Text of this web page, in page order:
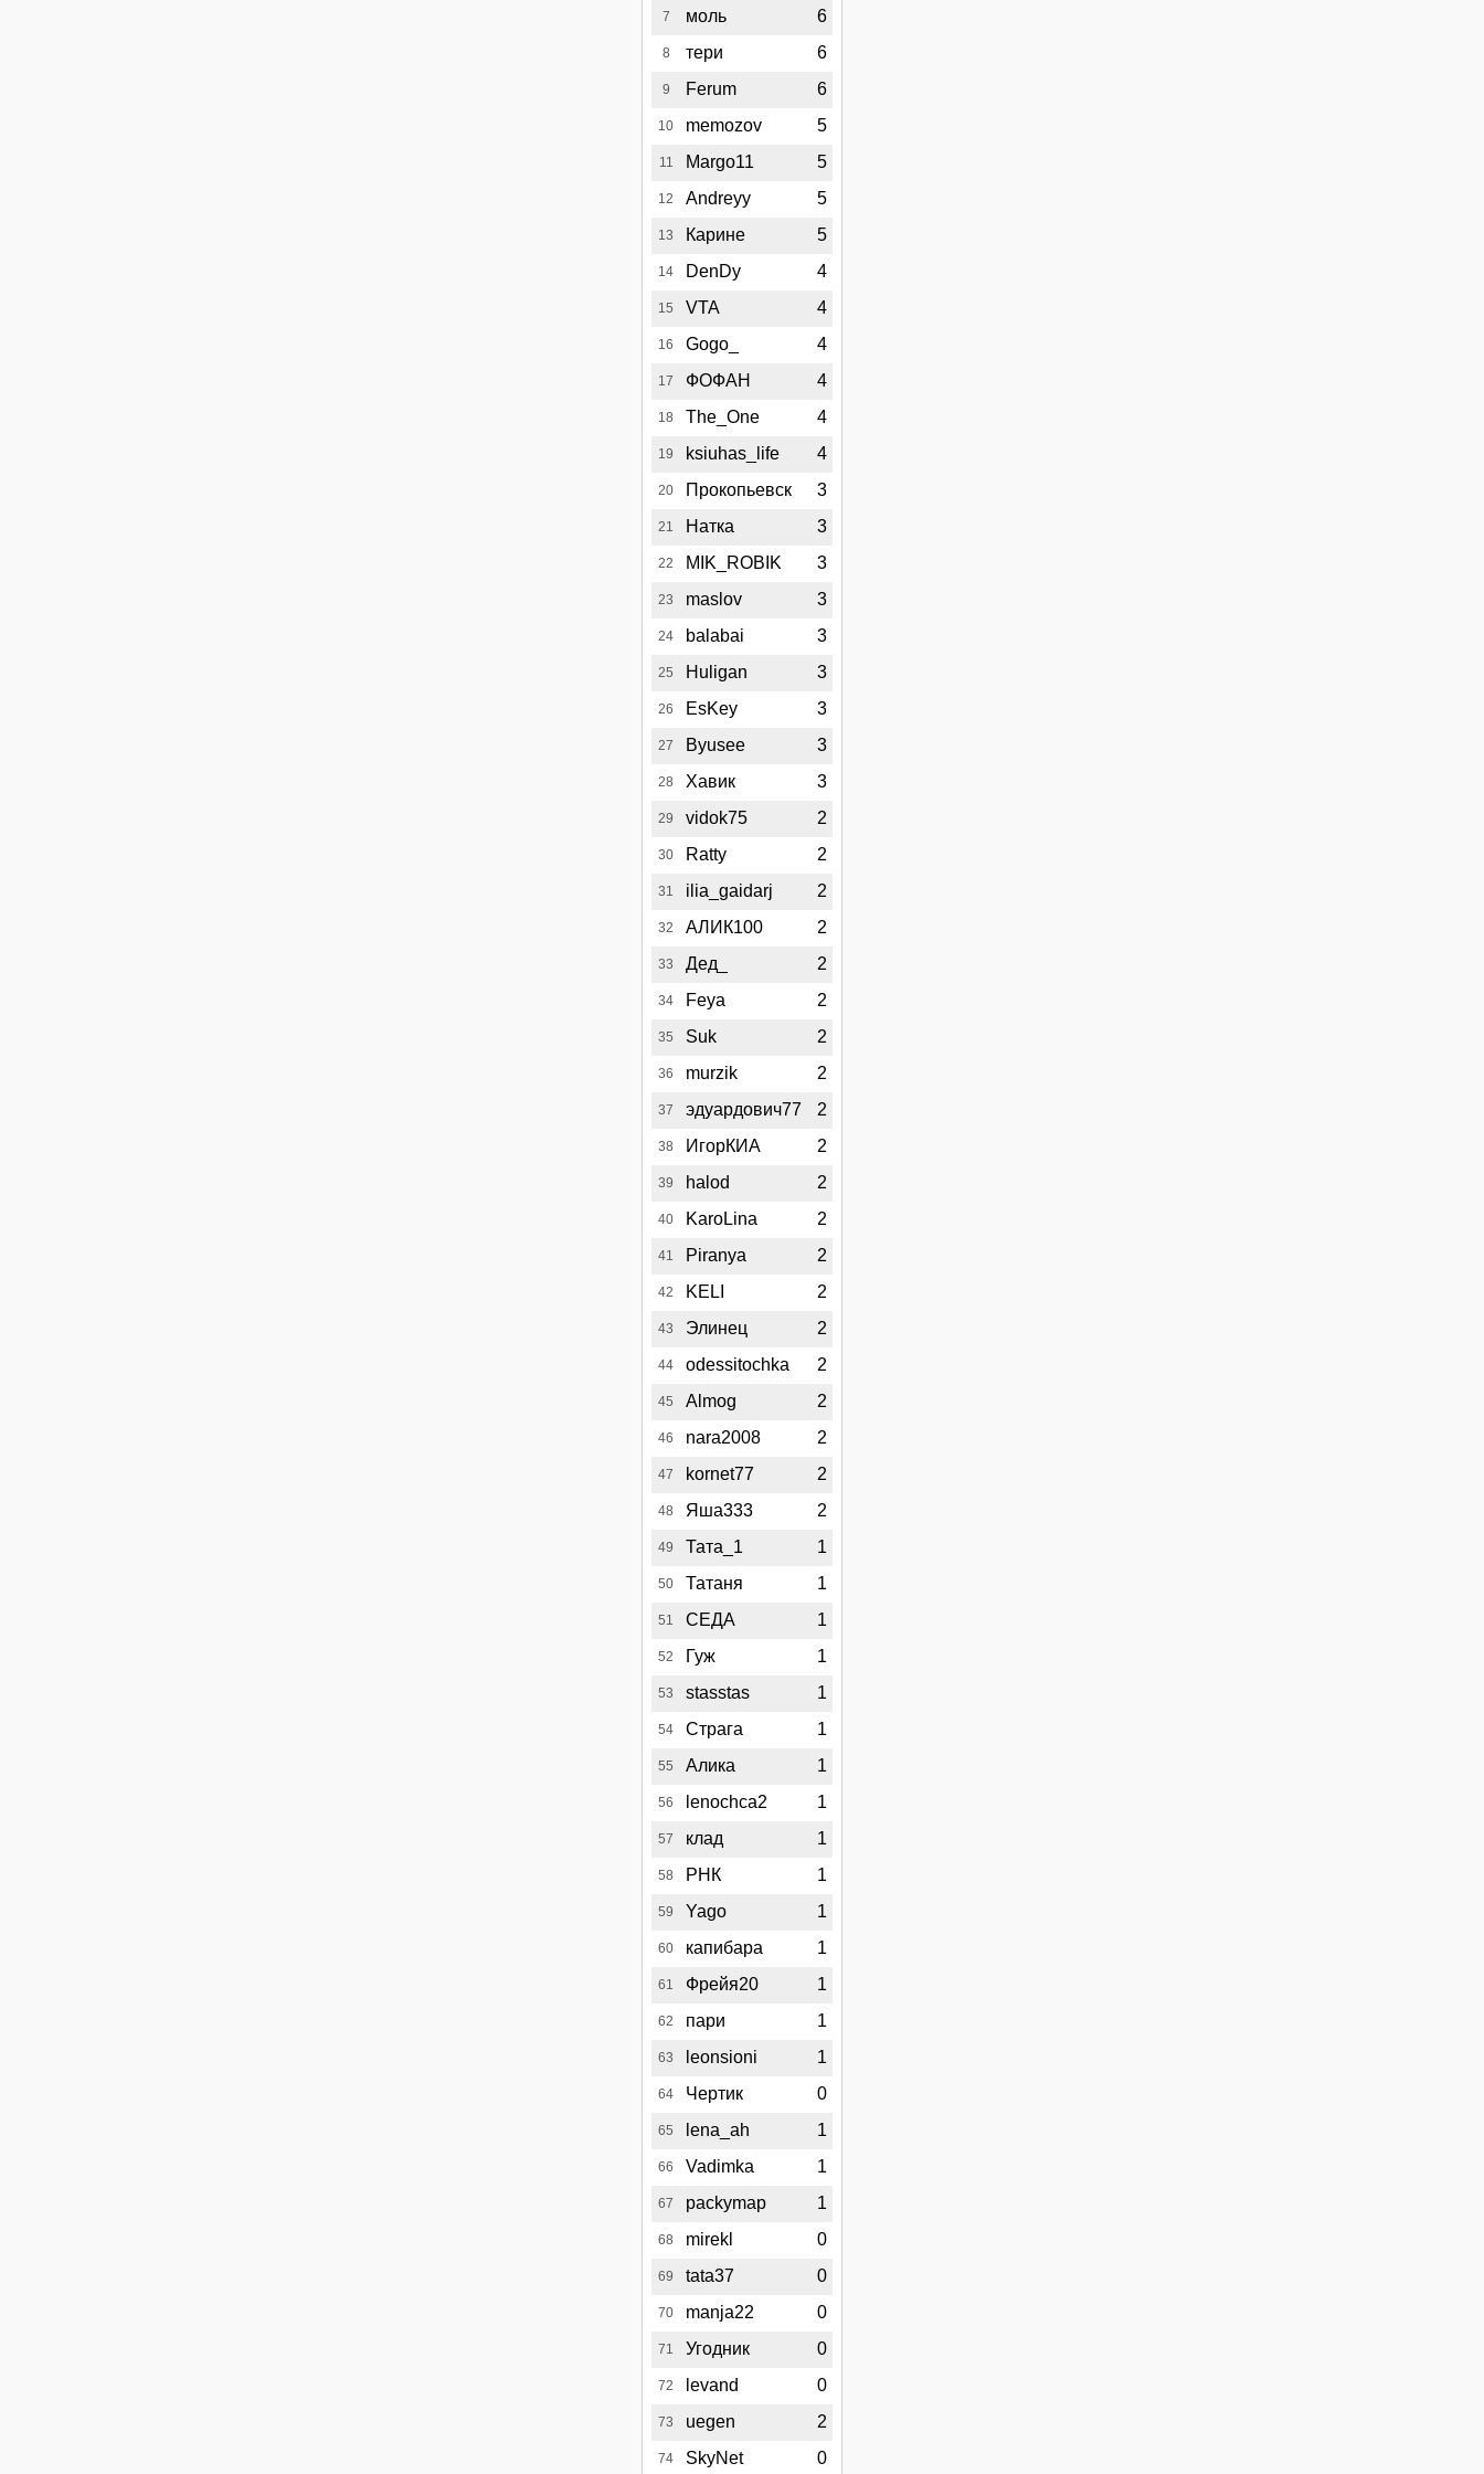
7 моль 6
8 тери 6
9 Ferum 6
10 memozov 5
11 Margo11 5
12 Andreyy 5
13 Карине 5
14 DenDy 4
15 VTA 4
16 Gogo_ 4
17 ФОФАН 4
18 The_One 4
19 ksiuhas_life 4
20 Прокопьевск 3
21 Натка 3
22 MIK_ROBIK 3
23 maslov 3
24 balabai 3
25 Huligan 3
26 EsKey 3
27 Byusee 3
28 Хавик 3
29 vidok75 2
30 Ratty 2
31 ilia_gaidarj 2
32 АЛИК100 2
33 Дед_ 2
34 Feya 2
35 Suk 2
36 murzik 2
37 эдуардович77 2
38 ИгорКИА 2
39 halod 2
40 KaroLina 2
41 Piranya 2
42 KELI 2
43 Элинец 2
44 odessitochka 2
45 Almog 2
46 nara2008 2
47 kornet77 2
48 Яша333 2
49 Тата_1 1
50 Татаня 1
51 СЕДА 1
52 Гуж 1
53 stasstas 1
54 Страга 1
55 Алика 1
56 lenochca2 1
57 клад 1
58 РНК 1
59 Yago 1
60 капибара 1
61 Фрейя20 1
62 пари 1
63 leonsioni 1
64 Чертик 0
65 lena_ah 1
66 Vadimka 1
67 packymap 1
68 mirekl 0
69 tata37 0
70 manja22 0
71 Угодник 0
72 levand 0
73 uegen 2
74 SkyNet 0